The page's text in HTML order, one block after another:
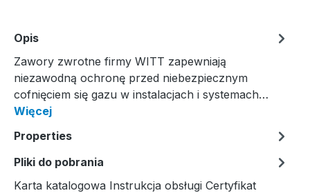
Opis
Zawory zwrotne firmy WITT zapewniają
niezawodną ochronę przed niebezpiecznym
cofnięciem się gazu w instalacjach i systemach…
Więcej
Properties
Pliki do pobrania
Karta katalogowa Instrukcja obsługi Certyfikat